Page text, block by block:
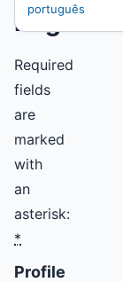
Register
Required
fields
are
marked
with
an
asterisk:
*
Profile
português